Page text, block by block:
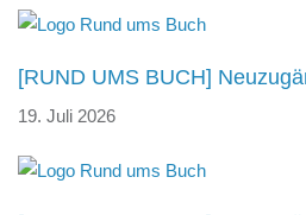
[RUND UMS BUCH]
19. Juli 2026